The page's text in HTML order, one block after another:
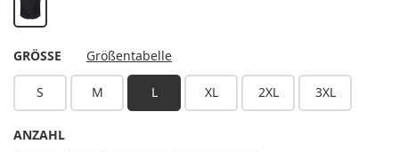
schwarz
GRÖSSE AUSWÄHLEN
Größentabelle
S M L XL 2XL 3XL
ANZAHL